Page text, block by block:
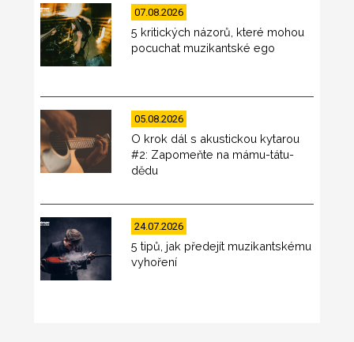
07.08.2026
5 kritických názorů, které mohou
pocuchat muzikantské ego
05.08.2026
O krok dál s akustickou kytarou
#2: Zapomeňte na mámu-tátu-
dědu
24.07.2026
5 tipů, jak předejít muzikantskému
vyhoření